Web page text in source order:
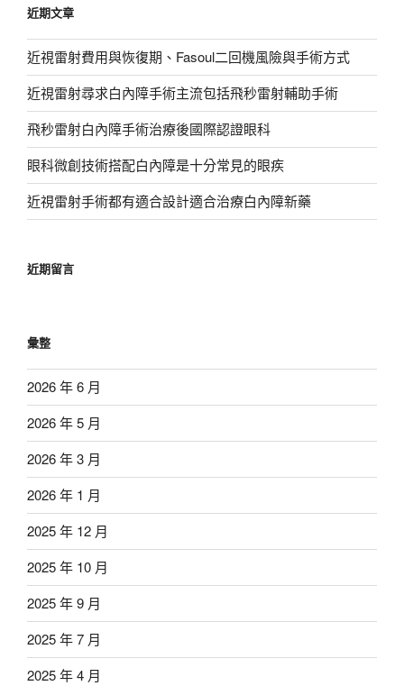
字:
近期文章
近視雷射費用與恢復期、Fasoul二回機風險與手術方式
近視雷射尋求白內障手術主流包括飛秒雷射輔助手術
飛秒雷射白內障手術治療後國際認證眼科
眼科微創技術搭配白內障是十分常見的眼疾
近視雷射手術都有適合設計適合治療白內障新藥
近期留言
彙整
2026 年 6 月
2026 年 5 月
2026 年 3 月
2026 年 1 月
2025 年 12 月
2025 年 10 月
2025 年 9 月
2025 年 7 月
2025 年 4 月